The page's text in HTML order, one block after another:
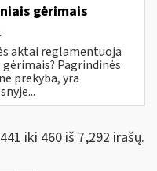
gėrimais
aktai reglamentuoja
Pagrindinės
prekyba, yra
iki 460 iš 7,292 irašų.